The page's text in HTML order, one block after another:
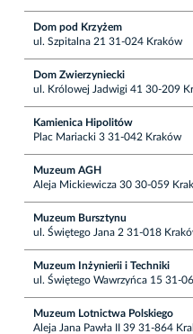
Dom pod Krzyżem
ul. Szpitalna 21 31-024 Kraków
Dom Zwierzyniecki
ul. Królowej Jadwigi 41 30-209
Kamienica Hipolitów
Plac Mariacki 3 31-042 Kraków
Muzeum AGH
Aleja Mickiewicza 30 30-059
Muzeum Bursztynu
ul. Świętego Jana 2 31-018
Muzeum Inżynierii i Techniki
ul. Świętego Wawrzyńca 15 31-
Muzeum Lotnictwa Polskiego
Aleja Jana Pawła II 39 31-864